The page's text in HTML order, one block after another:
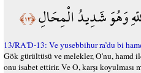
وَهُوَ شَدِيدُ الْمِحَالِ﴿١٣﴾
13/RA'D-13: Ve yusebbihur ra’du bi
Gök gürültüsü ve melekler, O'nu, hamd
onu isabet ettirir. Ve O, karşı koyulması